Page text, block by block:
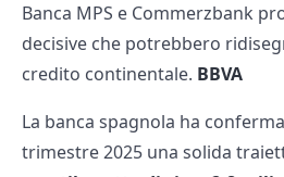
Banca MPS e Commerzbank
decisive che potrebbero
credito continentale. BBVA
La banca spagnola ha
trimestre 2025 una solida